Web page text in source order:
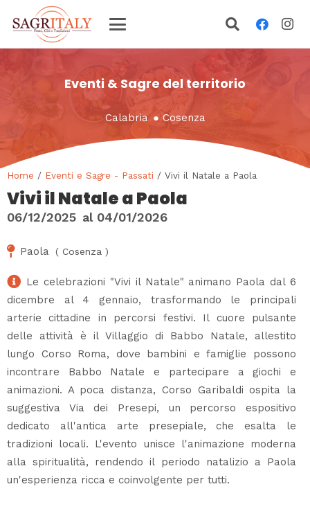
Eventi & Sagre del territorio
Calabria ● Cosenza
Home / Eventi e Sagre - Passati / Vivi il Natale a Paola
Vivi il Natale a Paola
06/12/2025 al 04/01/2026
Paola ( Cosenza )
Le celebrazioni "Vivi il Natale" animano Paola dal 6
dicembre al 4 gennaio, trasformando le principali
arterie cittadine in percorsi festivi. Il cuore pulsante
delle attività è il Villaggio di Babbo Natale, allestito
lungo Corso Roma, dove bambini e famiglie possono
incontrare Babbo Natale e partecipare a giochi e
animazioni. A poca distanza, Corso Garibaldi ospita la
suggestiva Via dei Presepi, un percorso espositivo
dedicato all'antica arte presepiale, che esalta le
tradizioni locali. L'evento unisce l'animazione moderna
alla spiritualità, rendendo il periodo natalizio a Paola
un'esperienza ricca e coinvolgente per tutti.